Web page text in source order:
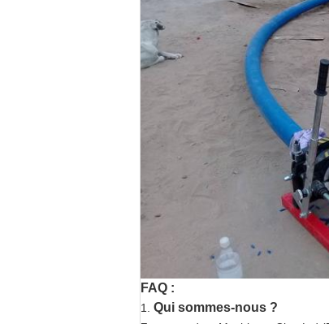
FAQ :
1. Qui sommes-nous ?